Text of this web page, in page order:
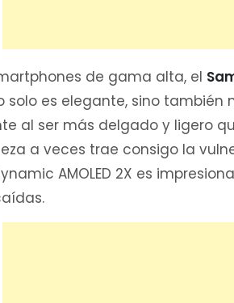
de gama alta, el
es elegante, sino también
al ser más delgado y ligero
a veces trae consigo la
AMOLED 2X es